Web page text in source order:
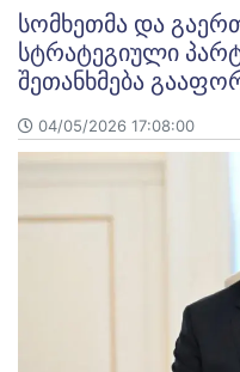
სომხეთმა და
სტრატეგიული
შეთანხმება
04/05/2026 17:08:00